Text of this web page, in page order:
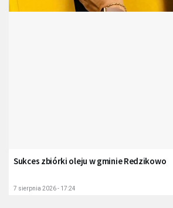
Sukces zbiórki oleju w gminie Redzikowo
7 sierpnia 2026 - 17:24